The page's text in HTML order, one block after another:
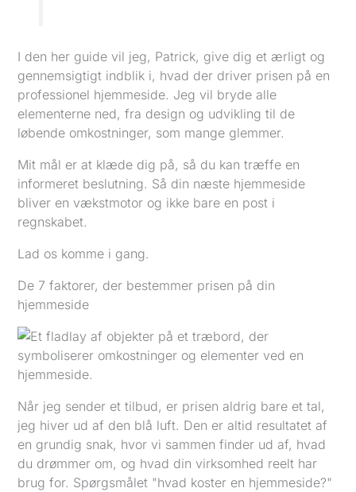
I den her guide vil jeg, Patrick, give dig et ærligt og
gennemsigtigt indblik i, hvad der driver prisen på en
professionel hjemmeside. Jeg vil bryde alle
elementerne ned, fra design og udvikling til de
løbende omkostninger, som mange glemmer.
Mit mål er at klæde dig på, så du kan træffe en
informeret beslutning. Så din næste hjemmeside
bliver en vækstmotor og ikke bare en post i
regnskabet.
Lad os komme i gang.
De 7 faktorer, der bestemmer prisen på din
hjemmeside
Når jeg sender et tilbud, er prisen aldrig bare et tal,
jeg hiver ud af den blå luft. Den er altid resultatet af
en grundig snak, hvor vi sammen finder ud af, hvad
du drømmer om, og hvad din virksomhed reelt har
brug for. Spørgsmålet "hvad koster en hjemmeside?"